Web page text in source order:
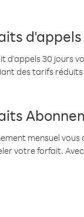
d'appels 30 jours
des tarifs réduits
mensuel
votre forfait.